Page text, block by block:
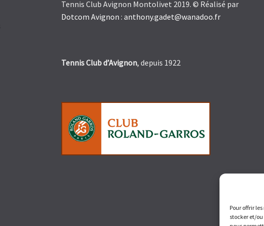
Pour offrir
stocker et/
Tennis Club Avignon Montolivet 2019. © Réalisé par
Dotcom Avignon : anthony.gadet@wanadoo.fr
Tennis Club d’Avignon, depuis 1922